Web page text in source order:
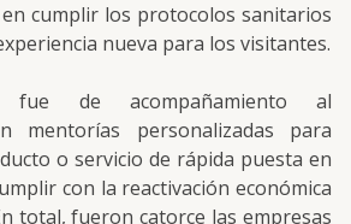
cumplir los protocolos sanitarios
nueva para los visitantes.
fue de acompañamiento al
mentorías personalizadas para
o servicio de rápida puesta en
con la reactivación económica
total, fueron catorce las empresas